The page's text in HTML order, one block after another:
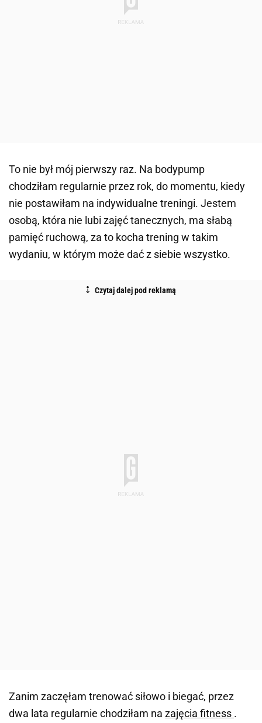
To nie był mój pierwszy raz. Na bodypump
chodziłam regularnie przez rok, do momentu, kiedy
nie postawiłam na indywidualne treningi. Jestem
osobą, która nie lubi zajęć tanecznych, ma słabą
pamięć ruchową, za to kocha trening w takim
wydaniu, w którym może dać z siebie wszystko.
Zanim zaczęłam trenować siłowo i biegać, przez
dwa lata regularnie chodziłam na zajęcia fitness .